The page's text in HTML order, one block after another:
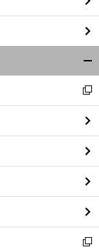
閉
る
新
し
い
ウ
ィ
ン
ド
ウ
で
開
く
新